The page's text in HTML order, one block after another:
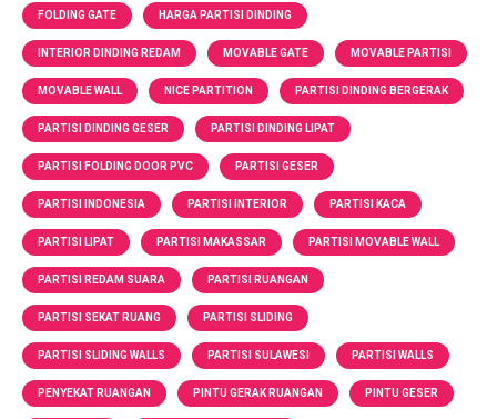
FOLDING GATE HARGA PARTISI DINDING
INTERIOR DINDING REDAM MOVABLE GATE MOVABLE PARTISI
MOVABLE WALL NICE PARTITION PARTISI DINDING BERGERAK
PARTISI DINDING GESER PARTISI DINDING LIPAT
PARTISI FOLDING DOOR PVC PARTISI GESER
PARTISI INDONESIA PARTISI INTERIOR PARTISI KACA
PARTISI LIPAT PARTISI MAKASSAR PARTISI MOVABLE WALL
PARTISI REDAM SUARA PARTISI RUANGAN
PARTISI SEKAT RUANG PARTISI SLIDING
PARTISI SLIDING WALLS PARTISI SULAWESI PARTISI WALLS
PENYEKAT RUANGAN PINTU GERAK RUANGAN PINTU GESER